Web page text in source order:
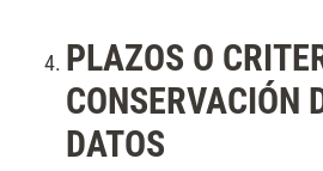
PLAZOS O
CONSERVACIÓN
DATOS